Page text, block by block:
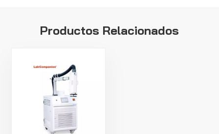
Productos Relacionados